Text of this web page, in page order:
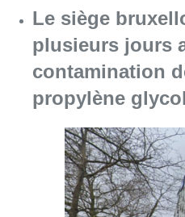
Le siège
plusieurs jours
contamination
propylène glycol